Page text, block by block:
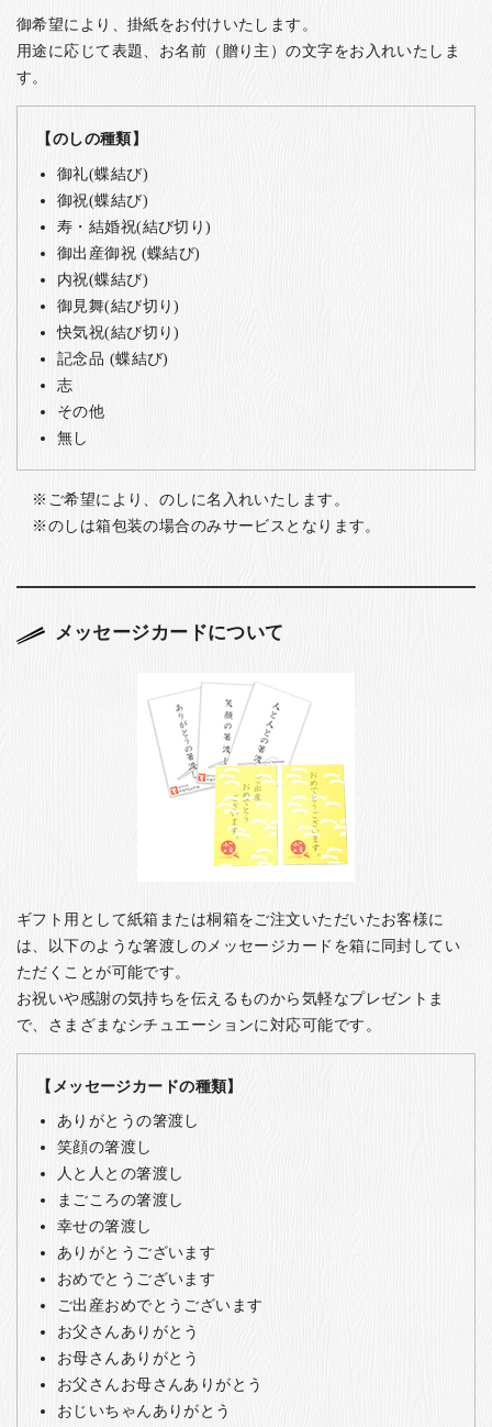
御希望により、掛紙をお付けいたします。
用途に応じて表題、お名前（贈り主）の文字をお入れいたしま
す。
【のしの種類】
御礼(蝶結び)
御祝(蝶結び)
寿・結婚祝(結び切り)
御出産御祝 (蝶結び)
内祝(蝶結び)
御見舞(結び切り)
快気祝(結び切り)
記念品 (蝶結び)
志
その他
無し
ご希望により、のしに名入れいたします。
のしは箱包装の場合のみサービスとなります。
メッセージカードについて
ギフト用として紙箱または桐箱をご注文いただいたお客様に
は、以下のような箸渡しのメッセージカードを箱に同封してい
ただくことが可能です。
お祝いや感謝の気持ちを伝えるものから気軽なプレゼントま
で、さまざまなシチュエーションに対応可能です。
【メッセージカードの種類】
ありがとうの箸渡し
笑顔の箸渡し
人と人との箸渡し
まごころの箸渡し
幸せの箸渡し
ありがとうございます
おめでとうございます
ご出産おめでとうございます
お父さんありがとう
お母さんありがとう
お父さんお母さんありがとう
おじいちゃんありがとう